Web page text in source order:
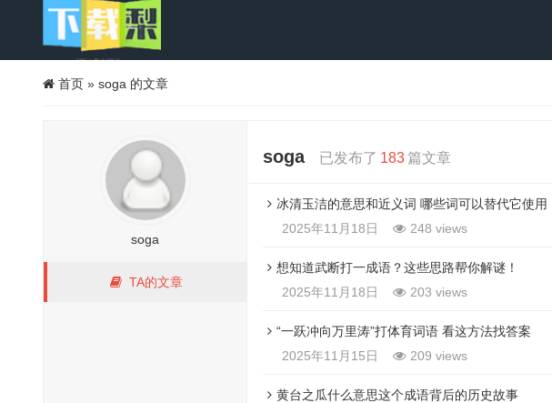
首页 » soga 的文章
soga
TA的文章
soga 已发布了 183篇文章
冰清玉洁的意思和近义词 哪些词可以替代它使用
2025年11月18日
248 views
想知道武断打一成语？这些思路帮你解谜！
2025年11月18日
203 views
“一跃冲向万里涛”打体育词语 看这方法找答案
2025年11月15日
209 views
黄台之瓜什么意思这个成语背后的历史故事